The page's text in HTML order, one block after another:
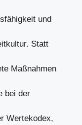
und
Statt
Maßnahmen
bei der
Wertekodex,